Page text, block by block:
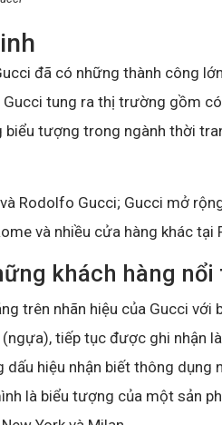
đã có những thành công
Gucci tung ra thị trường gồm
biểu tượng trong ngành thời
Rodolfo Gucci; Gucci mở
và nhiều cửa hàng khác tại
khách hàng nổi
trên nhãn hiệu của Gucci với
tiếp tục được ghi nhận
hiệu nhận biết thông dụng
là biểu tượng của một sản